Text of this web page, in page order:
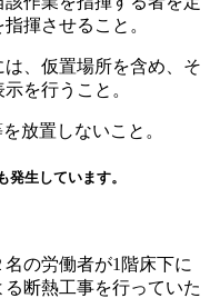
揮させること。
、仮置場所を含め、そ
を行うこと。
放置しないこと。
生しています。
の労働者が1階床下に
断熱工事を行っていた